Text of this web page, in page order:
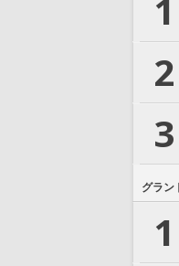
1
2
3
グラン
1